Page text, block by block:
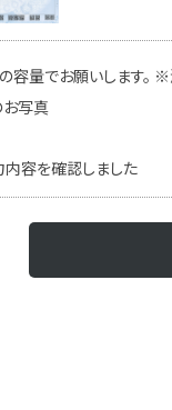
量でお願いします。
写真
内容を確認しました